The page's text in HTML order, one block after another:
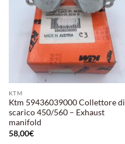
KTM
Ktm 59436039000 Collettore di
scarico 450/560 – Exhaust
manifold
58,00€